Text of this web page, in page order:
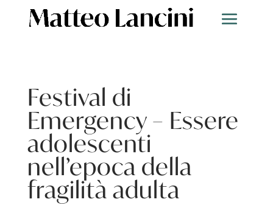
Festival di
Emergency – Essere
adolescenti
nell’epoca della
fragilità adulta